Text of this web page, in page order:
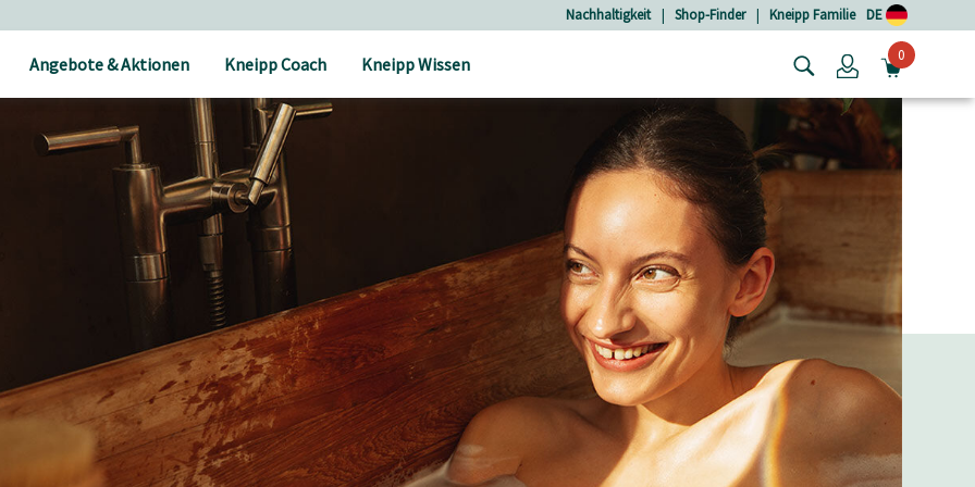
Nachhaltigkeit | Shop-Finder | Kneipp Familie DE
Angebote & Aktionen Kneipp Coach Kneipp Wissen Login0